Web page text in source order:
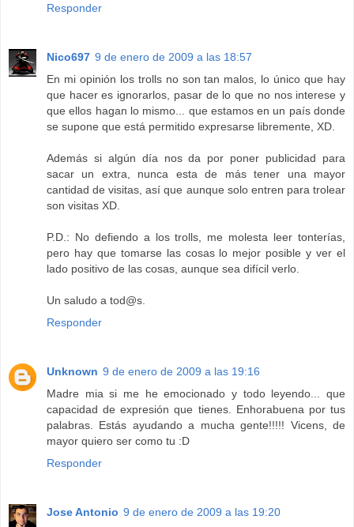
Responder
Nico697 9 de enero de 2009 a las 18:57
En mi opinión los trolls no son tan malos, lo único que hay
que hacer es ignorarlos, pasar de lo que no nos interese y
que ellos hagan lo mismo... que estamos en un país donde
se supone que está permitido expresarse libremente, XD.
Además si algún día nos da por poner publicidad para
sacar un extra, nunca esta de más tener una mayor
cantidad de visitas, así que aunque solo entren para trolear
son visitas XD.
P.D.: No defiendo a los trolls, me molesta leer tonterías,
pero hay que tomarse las cosas lo mejor posible y ver el
lado positivo de las cosas, aunque sea difícil verlo.
Un saludo a tod@s.
Responder
Unknown 9 de enero de 2009 a las 19:16
Madre mia si me he emocionado y todo leyendo... que
capacidad de expresión que tienes. Enhorabuena por tus
palabras. Estás ayudando a mucha gente!!!!! Vicens, de
mayor quiero ser como tu :D
Responder
Jose Antonio 9 de enero de 2009 a las 19:20